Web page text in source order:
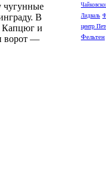
чугунные
В
Капцюг и
ворот —
Лидваль
центр
Фельтен